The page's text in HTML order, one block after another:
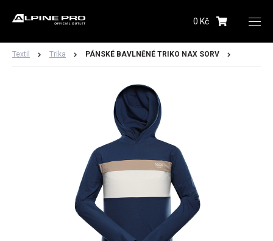
0 Kč
Textil Trika PÁNSKÉ BAVLNĚNÉ TRIKO NAX SORV
Upozornění budeme zasílat na Vámi registrovanou
Hlídacího psa můžete kdykoliv zrušit ve svémprofilu